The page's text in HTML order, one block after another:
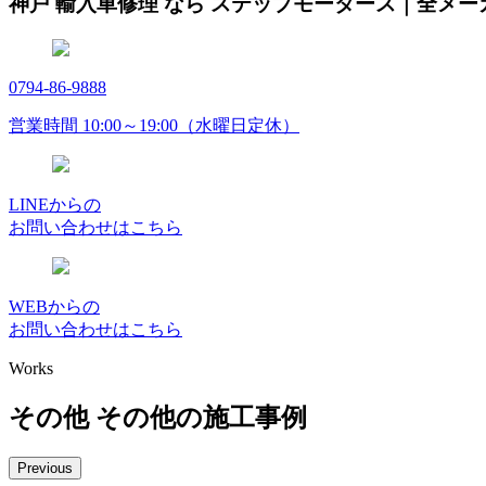
0794-86-9888
営業時間 10:00～19:00（水曜日定休）
LINEからの
お問い合わせはこちら
WEBからの
お問い合わせはこちら
Works
その他 その他の施工事例
Previous